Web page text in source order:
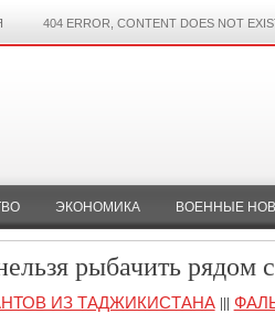
404 ERROR, CONTENT DOES NOT
ЭКОНОМИКА ВОЕННЫЕ
рыбачить рядом
ИЗ ТАДЖИКИСТАНА|||